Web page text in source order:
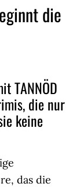
die
TANNÖD
die nur
keine
das die